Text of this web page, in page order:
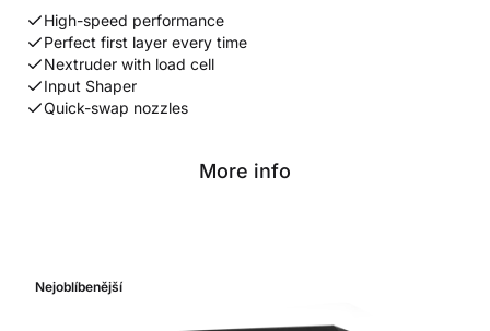
High-speed performance
Perfect first layer every time
Nextruder with load cell
Input Shaper
Quick-swap nozzles
More info
Nejoblíbenější